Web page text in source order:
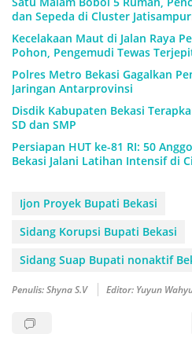
dan Sepeda di Cluster
Kecelakaan Maut di Jalan Raya
Pohon, Pengemudi Tewas
Polres Metro Bekasi Gagalkan
Jaringan Antarprovinsi
Disdik Kabupaten Bekasi
SD dan SMP
Persiapan HUT ke-81 RI: 50
Bekasi Jalani Latihan Intensif di
Ijon Proyek Bupati Bekasi
Sidang Korupsi Bupati Bekasi
Sidang Suap Bupati nonaktif
Penulis: Shyna S.V Editor: Yuyun